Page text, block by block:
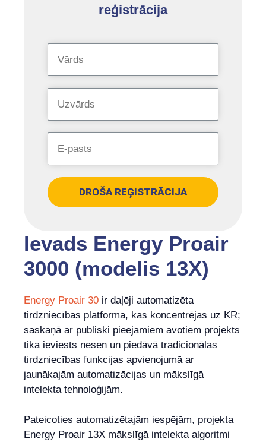
Ievads Energy Proair
3000 (modelis 13X)
Energy Proair 30 ir daļēji automatizēta
tirdzniecības platforma, kas koncentrējas uz KR;
saskaņā ar publiski pieejamiem avotiem projekts
tika ieviests nesen un piedāvā tradicionālas
tirdzniecības funkcijas apvienojumā ar
jaunākajām automatizācijas un mākslīgā
intelekta tehnoloģijām.
Pateicoties automatizētajām iespējām, projekta
Energy Proair 13X mākslīgā intelekta algoritmi
reģistrācija
DROŠA REĢISTRĀCIJA